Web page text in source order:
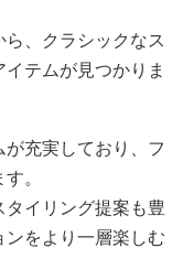
ら、クラシックなス
テムが見つかりま
充実しており、フ
。
タイリング提案も豊
をより一層楽しむ